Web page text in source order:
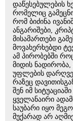
დაწესებულების
რომელიც
რომ ბიძინა
ანგარიშები,
მისამართები
მოვახერხებდი
ამ პირობებში
მიდის
უფლების
რაზეც
შენ იმ
ყველანაირი
საუბარი იყო
მუქარად არ